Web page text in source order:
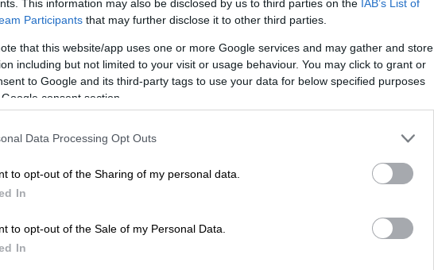
This information may also be disclosed by us to third parties on the IAB’s List of
Participants that may further disclose it to other third parties.
that this website/app uses one or more Google services and may gather and store
including but not limited to your visit or usage behaviour. You may click to grant or
to Google and its third-party tags to use your data for below specified purposes
consent section.
Data Processing Opt Outs
to opt-out of the Sharing of my personal data.
In
to opt-out of the Sale of my Personal Data.
In